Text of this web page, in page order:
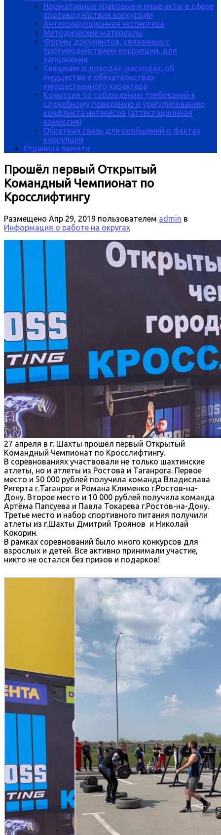
Нормативные правовые и иные акты в сфере
противодействия коррупции
Антикоррупционная экспертиза
Методические материалы
Формы документов, связанных с
противодействием коррупции, для
заполнения
Сведения о доходах, расходах, об
имуществе и обязательствах
имущественного характера
Комиссия по соблюдению требований к
служебному поведению и урегулированию
конфликта интересов (аттестационная
комиссия)
Обратная связь для сообщений о фактах
коррупции
Страница памяти
Прошёл первый Открытый
Командный Чемпионат по
Кросслифтингу
Размещено Апр 29, 2019 пользователем admin в
Информация о работе на округах
27 апреля в г. Шахты прошёл первый Открытый
Командный Чемпионат по Кросслифтингу.
В соревнованиях участвовали не только шахтинские
атлеты, но и атлеты из Ростова и Таганрога. Первое
место и 50 000 рублей получила команда Владислава
Ригерта г.Таганрог и Романа Клименко г.Ростов-на-
Дону. Второе место и 10 000 рублей получила команда
Артёма Папсуева и Павла Токарева г.Ростов-на-Дону.
Третье место и набор спортивного питания получили
атлеты из г.Шахты Дмитрий Троянов и Николай
Кокорин.
В рамках соревнований было много конкурсов для
взрослых и детей. Все активно принимали участие,
никто не остался без призов и подарков!